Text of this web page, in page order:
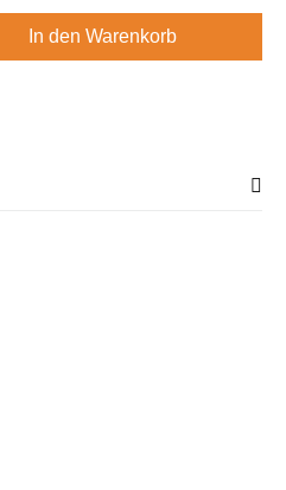
den gewünschten
In den Warenkorb